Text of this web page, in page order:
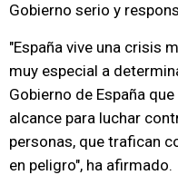
Gobierno serio y
"España vive una crisis
muy especial a
Gobierno de España
alcance para luchar
personas, que trafican
en peligro", ha afirmado.